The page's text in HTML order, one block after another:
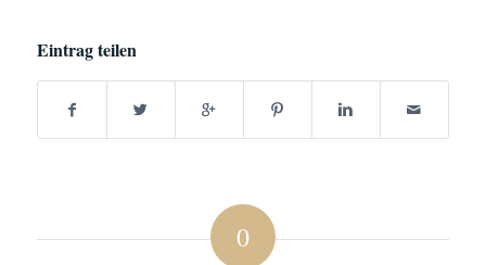
Eintrag teilen
0